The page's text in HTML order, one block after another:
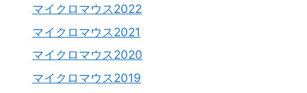
マイクロマウス2022
マイクロマウス2021
マイクロマウス2020
マイクロマウス2019